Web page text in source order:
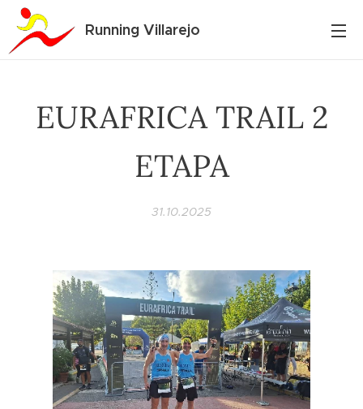
Running Villarejo
EURAFRICA TRAIL 2
ETAPA
31.10.2025